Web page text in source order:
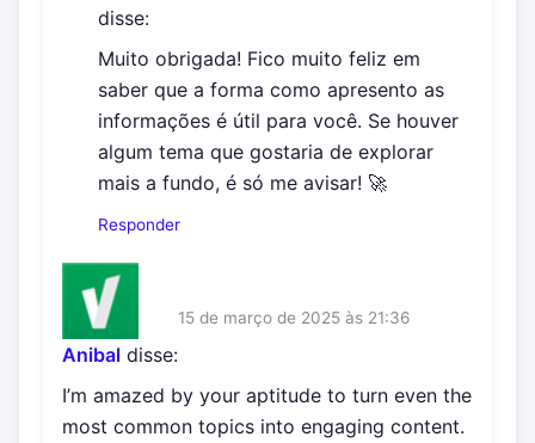
disse:
Muito obrigada! Fico muito feliz em
saber que a forma como apresento as
informações é útil para você. Se houver
algum tema que gostaria de explorar
mais a fundo, é só me avisar! 🚀
Responder
Anibal disse:
15 de março de 2025 às 21:36
I’m amazed by your aptitude to turn even the
most common topics into engaging content.